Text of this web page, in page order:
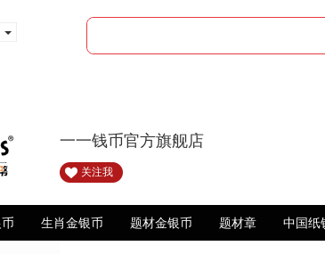
一一钱币官方旗舰店
关注我
生肖金银币 题材金银币 题材章 中国纸